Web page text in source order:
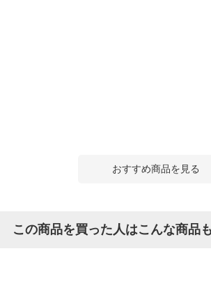
おすすめ商品を見る
この商品を買った人はこんな商品